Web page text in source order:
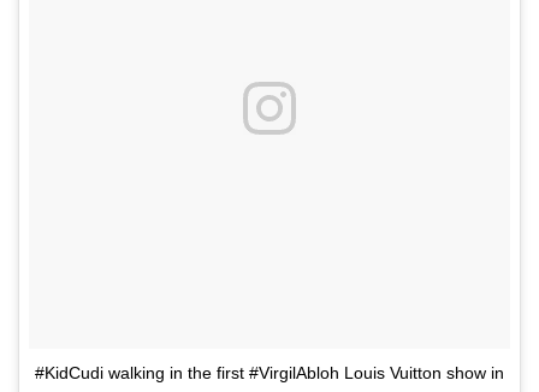
#KidCudi walking in the first #VirgilAbloh Louis Vuitton show in